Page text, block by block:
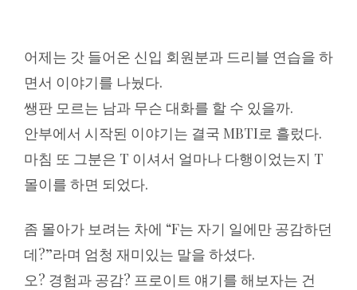
어제는 갓 들어온 신입 회원분과 드리블 연습을 하
면서 이야기를 나눴다.
쌩판 모르는 남과 무슨 대화를 할 수 있을까.
안부에서 시작된 이야기는 결국 MBTI로 흘렀다.
마침 또 그분은 T 이셔서 얼마나 다행이었는지 T
몰이를 하면 되었다.
좀 몰아가 보려는 차에 “F는 자기 일에만 공감하던
데?”라며 엄청 재미있는 말을 하셨다.
오? 경험과 공감? 프로이트 얘기를 해보자는 건